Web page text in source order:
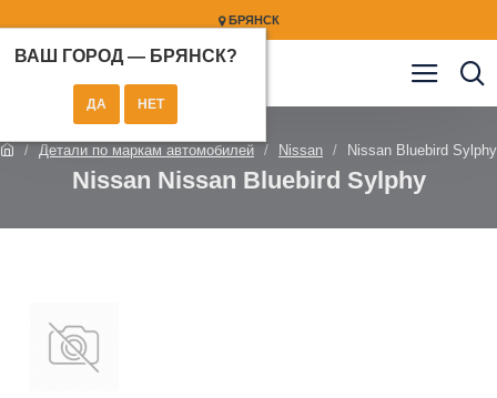
БРЯНСК
ВАШ ГОРОД — БРЯНСК?
Детали по маркам автомобилей Nissan Nissan Bluebird Sylphy
Nissan Nissan Bluebird Sylphy